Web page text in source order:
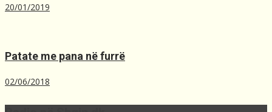
20/01/2019
Patate me pana në furrë
02/06/2018